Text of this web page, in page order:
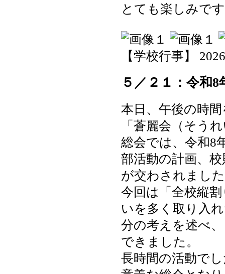
とても楽しみで
【学校行事】
５／２１：令和
本日、午後の時
「蒼麗会（そう
総会では、令和8
部活動の計画、
が交わされまし
今回は「全校縦
いを多く取り入
分の考えを述べ
できました。
長時間の活動で